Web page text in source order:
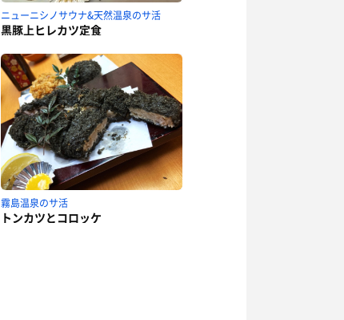
ニューニシノサウナ&天然温泉のサ活
黒豚上ヒレカツ定食
霧島温泉のサ活
トンカツとコロッケ